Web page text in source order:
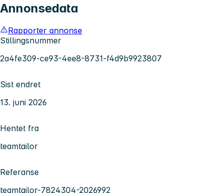
Annonsedata
Rapporter annonse
Stillingsnummer
2a4fe309-ce93-4ee8-8731-f4d9b9923807
Sist endret
13. juni 2026
Hentet fra
teamtailor
Referanse
teamtailor-7824304-2026992